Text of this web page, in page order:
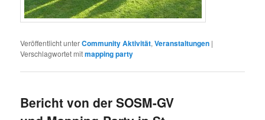
Veröffentlicht unterCommunity Aktivität,Veranstaltungen |
Verschlagwortet mitmapping party
Bericht von der SOSM-GV